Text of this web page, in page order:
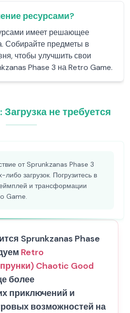
ресурсами?
имеет решающее
Собирайте предметы в
чтобы улучшить свои
Phase 3 на Retro Game.
Загрузка не требуется
от Sprunkzanas Phase 3
либо загрузок. Погрузитесь в
и трансформации
Game.
Sprunkzanas Phase
Retro
Chaotic Good
более
приключений и
возможностей на